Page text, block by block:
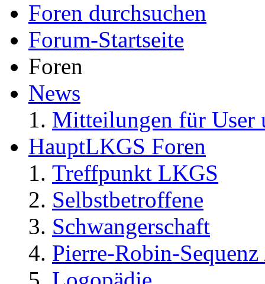
Foren durchsuchen
Forum-Startseite
Foren
News
Mitteilungen für User
HauptLKGS Foren
Treffpunkt LKGS
Selbstbetroffene
Schwangerschaft
Pierre-Robin-